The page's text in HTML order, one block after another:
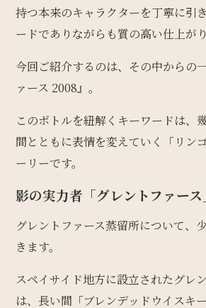
持つ本来のキャラクターを丁寧に引
ードでありながらも質の高い仕上が
今回ご紹介するのは、その中からの
ァース 2008』。
このボトルを紐解くキーワードは、
間とともに表情を変えていく「リン
ーリーです。
影の実力者「グレントファー
グレントファース蒸留所について、
きます。
スペイサイド地方に設立されたグレ
は、長い間「ブレンデッドウイスキ